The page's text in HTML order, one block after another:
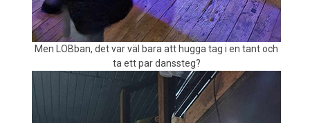
Men LOBban, det var väl bara att hugga tag i en tant och
ta ett par danssteg?